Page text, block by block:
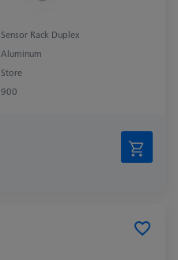
Sensor Rack Duplex
Aluminum
Store
900